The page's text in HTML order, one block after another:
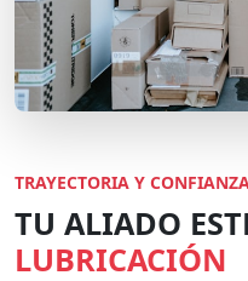
TRAYECTORIA Y
TU ALIADO
LUBRICACIÓN